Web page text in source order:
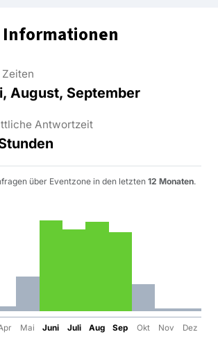
August, September
Antwortzeit
über Eventzone in den letzten 12 Monaten.
Mai Juni Juli Aug Sep Okt Nov Dez